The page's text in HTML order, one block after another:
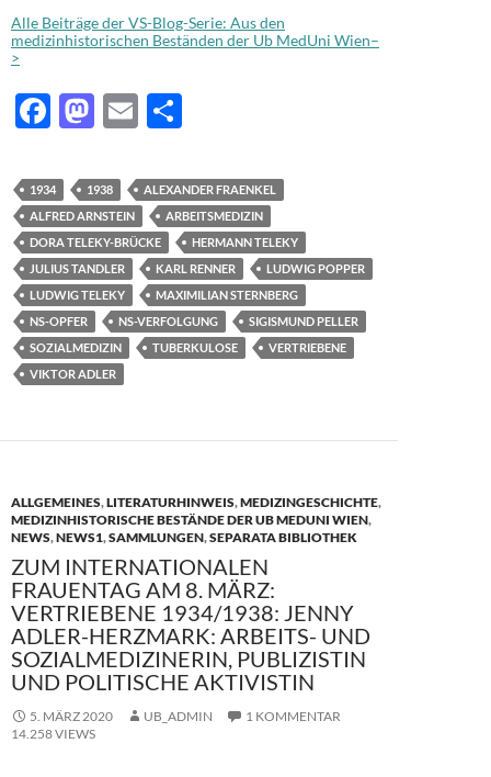
Alle Beiträge der VS-Blog-Serie: Aus den
medizinhistorischen Beständen der Ub MedUni Wien–
>
F
e
b
o
o
k
M
to
d
o
n
E
ail le
n
1934 1938
ALEXANDER FRAENKEL
ALFRED ARNSTEIN
ARBEITSMEDIZIN
DORA TELEKY-BRÜCKE
HERMANN TELEKY
JULIUS TANDLER
KARL RENNER
LUDWIG POPPER
LUDWIG TELEKY
MAXIMILIAN STERNBERG
NS-OPFER
NS-VERFOLGUNG
SIGISMUND PELLER
SOZIALMEDIZIN
TUBERKULOSE
VERTRIEBENE
VIKTOR ADLER
ALLGEMEINES,LITERATURHINWEIS,MEDIZINGESCHICHTE,
MEDIZINHISTORISCHE BESTÄNDE DER UB MEDUNI WIEN,
NEWS,NEWS1,SAMMLUNGEN,SEPARATA BIBLIOTHEK
ZUM INTERNATIONALEN
FRAUENTAG AM 8. MÄRZ:
VERTRIEBENE 1934/1938: JENNY
ADLER-HERZMARK: ARBEITS- UND
SOZIALMEDIZINERIN, PUBLIZISTIN
UND POLITISCHE AKTIVISTIN
5. MÄRZ 2020 UB_ADMIN
1 KOMMENTAR
14.258 VIEWS